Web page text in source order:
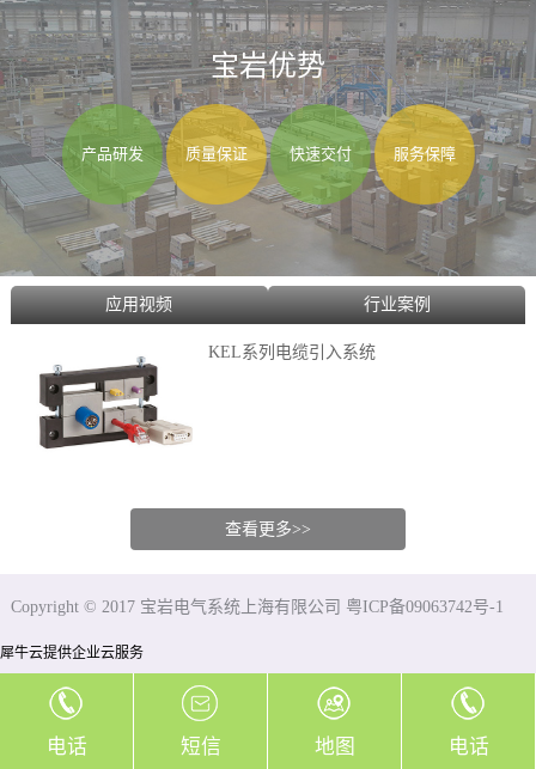
宝岩优势
产品研发 质量保证 快速交付 服务保障
应用视频 行业案例
KEL系列电缆引入系统
查看更多>>
Copyright © 2017 宝岩电气系统上海有限公司 粤ICP备09063742号-1
犀牛云提供企业云服务
电话 短信 地图 电话